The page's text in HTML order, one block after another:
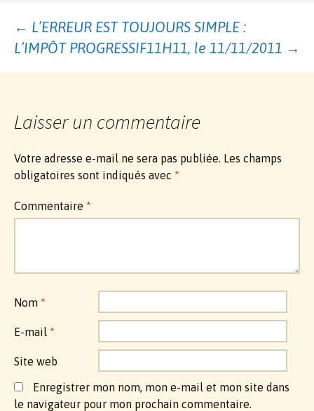
Navigation
des
articles
← L’ERREUR EST TOUJOURS SIMPLE :
L’IMPÔT PROGRESSIF11H11, le 11/11/2011 →
Laisser un commentaire
Votre adresse e-mail ne sera pas publiée. Les champs
obligatoires sont indiqués avec *
Commentaire *
Nom *
E-mail *
Site web
Enregistrer mon nom, mon e-mail et mon site dans
le navigateur pour mon prochain commentaire.